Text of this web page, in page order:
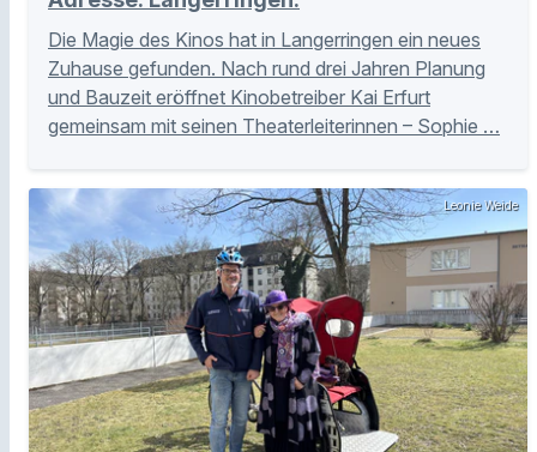
Die Magie des Kinos hat in Langerringen ein neues
Zuhause gefunden. Nach rund drei Jahren Planung
und Bauzeit eröffnet Kinobetreiber Kai Erfurt
gemeinsam mit seinen Theaterleiterinnen – Sophie …
Leonie Weide